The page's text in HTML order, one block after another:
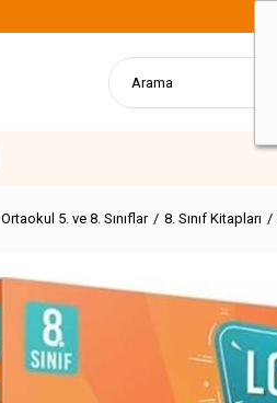
Ortaokul 5. ve 8. Sınıflar 8. Sınıf Kitapları